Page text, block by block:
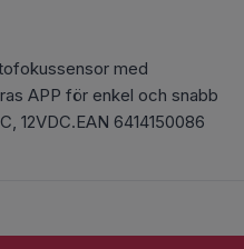
med
APP för enkel och snabb
12VDC.EAN 6414150086